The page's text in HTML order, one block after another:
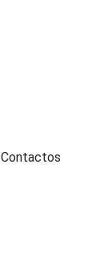
Contactos